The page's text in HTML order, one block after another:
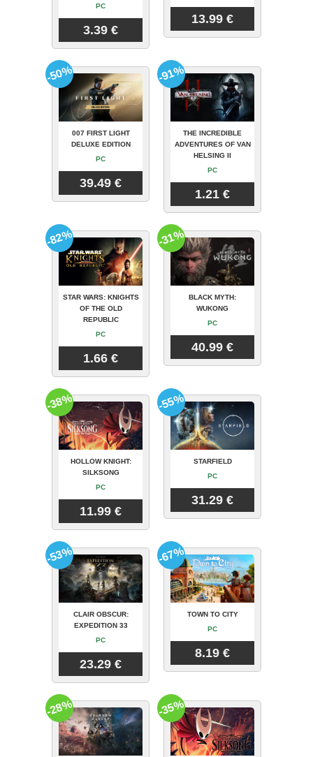
PC
3.39 €
13.99 €
007 FIRST LIGHT
DELUXE EDITION
PC
39.49 €
-50%
THE INCREDIBLE
ADVENTURES OF VAN
HELSING II
PC
1.21 €
-91%
STAR WARS: KNIGHTS
OF THE OLD
REPUBLIC
PC
1.66 €
-82%
BLACK MYTH:
WUKONG
PC
40.99 €
-31%
HOLLOW KNIGHT:
SILKSONG
PC
11.99 €
-38%
STARFIELD
PC
31.29 €
-55%
CLAIR OBSCUR:
EXPEDITION 33
PC
23.29 €
-53%
TOWN TO CITY
PC
8.19 €
-67%
-28% -35%